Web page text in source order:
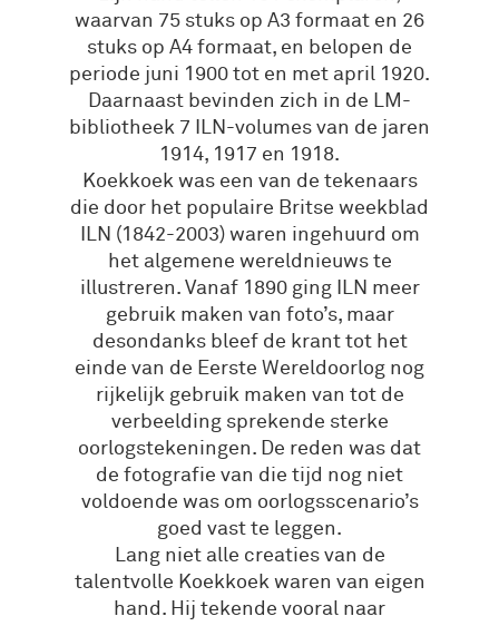
waarvan 75 stuks op A3 formaat en 26
stuks op A4 formaat, en belopen de
periode juni 1900 tot en met april 1920.
Daarnaast bevinden zich in de LM-
bibliotheek 7 ILN-volumes van de jaren
1914, 1917 en 1918.
Koekkoek was een van de tekenaars
die door het populaire Britse weekblad
ILN (1842-2003) waren ingehuurd om
het algemene wereldnieuws te
illustreren. Vanaf 1890 ging ILN meer
gebruik maken van foto’s, maar
desondanks bleef de krant tot het
einde van de Eerste Wereldoorlog nog
rijkelijk gebruik maken van tot de
verbeelding sprekende sterke
oorlogstekeningen. De reden was dat
de fotografie van die tijd nog niet
voldoende was om oorlogsscenario’s
goed vast te leggen.
Lang niet alle creaties van de
talentvolle Koekkoek waren van eigen
hand. Hij tekende vooral naar